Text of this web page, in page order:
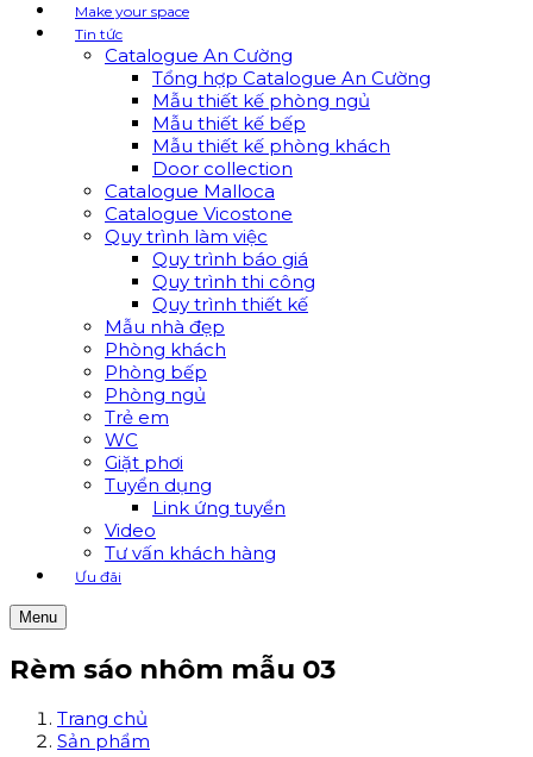
Make your space
Tin tức
Catalogue An Cường
Tổng hợp Catalogue An Cường
Mẫu thiết kế phòng ngủ
Mẫu thiết kế bếp
Mẫu thiết kế phòng khách
Door collection
Catalogue Malloca
Catalogue Vicostone
Quy trình làm việc
Quy trình báo giá
Quy trình thi công
Quy trình thiết kế
Mẫu nhà đẹp
Phòng khách
Phòng bếp
Phòng ngủ
Trẻ em
WC
Giặt phơi
Tuyển dụng
Link ứng tuyển
Video
Tư vấn khách hàng
Ưu đãi
Menu
Rèm sáo nhôm mẫu 03
Trang chủ
Sản phẩm